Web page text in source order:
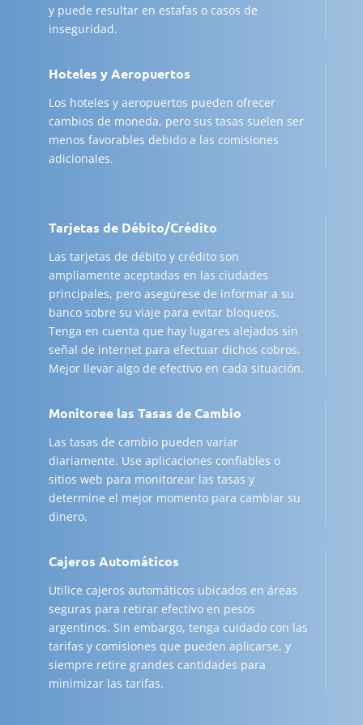
y puede resultar en estafas o casos de
inseguridad.
Hoteles y Aeropuertos
Los hoteles y aeropuertos pueden ofrecer
cambios de moneda, pero sus tasas suelen ser
menos favorables debido a las comisiones
adicionales.
Tarjetas de Débito/Crédito
Las tarjetas de débito y crédito son
ampliamente aceptadas en las ciudades
principales, pero asegúrese de informar a su
banco sobre su viaje para evitar bloqueos.
Tenga en cuenta que hay lugares alejados sin
señal de internet para efectuar dichos cobros.
Mejor llevar algo de efectivo en cada situación.
Monitoree las Tasas de Cambio
Las tasas de cambio pueden variar
diariamente. Use aplicaciones confiables o
sitios web para monitorear las tasas y
determine el mejor momento para cambiar su
dinero.
Cajeros Automáticos
Utilice cajeros automáticos ubicados en áreas
seguras para retirar efectivo en pesos
argentinos. Sin embargo, tenga cuidado con las
tarifas y comisiones que pueden aplicarse, y
siempre retire grandes cantidades para
minimizar las tarifas.